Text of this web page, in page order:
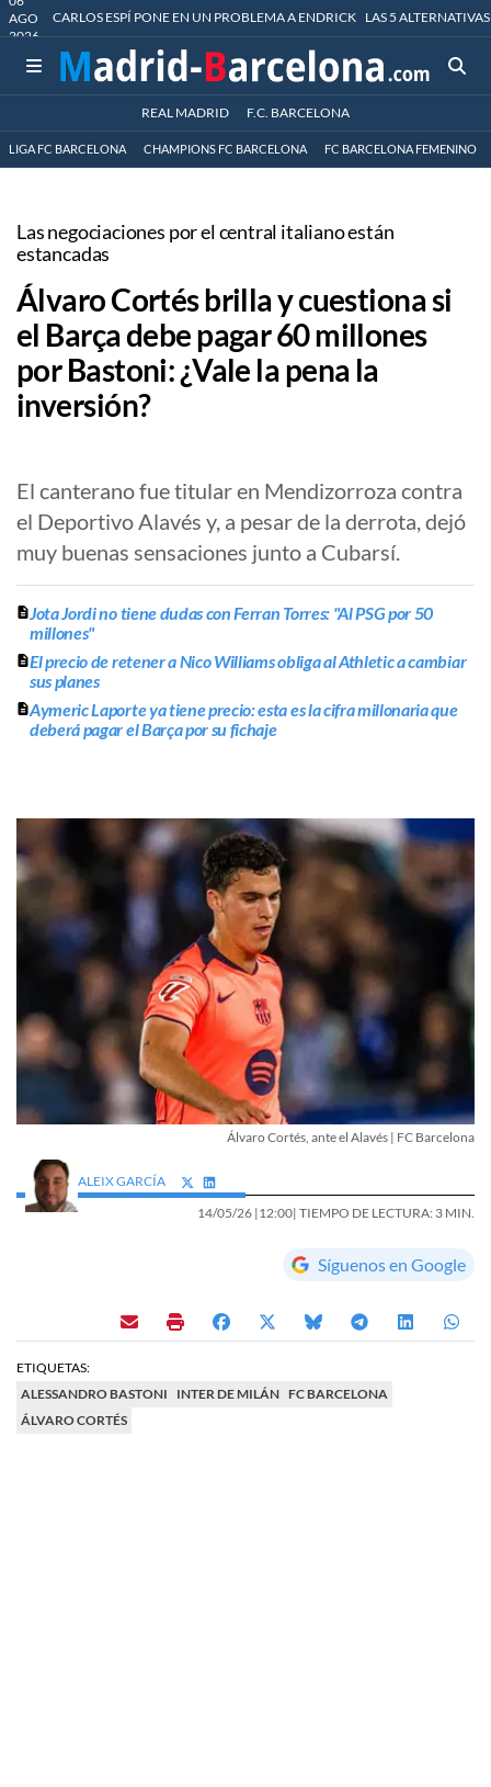
AGO
2026
CARLOS ESPÍ PONE EN UN PROBLEMA A ENDRICK LAS 5
REAL MADRID F.C. BARCELONA
LIGA FC BARCELONA CHAMPIONS FC BARCELONA FC BARCELONA FEMENINO
Las negociaciones por el central italiano están
estancadas
Álvaro Cortés brilla y cuestiona si
el Barça debe pagar 60 millones
por Bastoni: ¿Vale la pena la
inversión?
El canterano fue titular en Mendizorroza contra
el Deportivo Alavés y, a pesar de la derrota, dejó
muy buenas sensaciones junto a Cubarsí.
Jota Jordi no tiene dudas con Ferran Torres: "Al PSG por 50
millones"
El precio de retener a Nico Williams obliga al Athletic a cambiar
sus planes
Aymeric Laporte ya tiene precio: esta es la cifra millonaria que
deberá pagar el Barça por su fichaje
Álvaro Cortés, ante el Alavés | FC Barcelona
ALEIX GARCÍA
14/05/26 |12:00| TIEMPO DE LECTURA: 3 MIN.
Síguenos en Google
ETIQUETAS:
ALESSANDRO BASTONI
INTER DE MILÁN FC BARCELONA
ÁLVARO CORTÉS